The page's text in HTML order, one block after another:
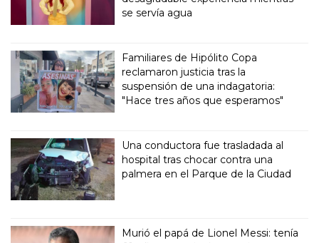
se servía agua
Familiares de Hipólito Copa
reclamaron justicia tras la
suspensión de una indagatoria:
"Hace tres años que esperamos"
Una conductora fue trasladada al
hospital tras chocar contra una
palmera en el Parque de la Ciudad
Murió el papá de Lionel Messi: tenía